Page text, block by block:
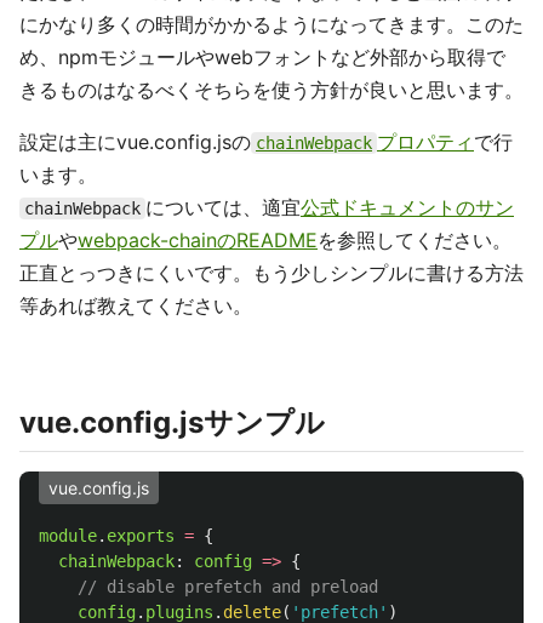
にかなり多くの時間がかかるようになってきます。このた
め、npmモジュールやwebフォントなど外部から取得で
きるものはなるべくそちらを使う方針が良いと思います。
設定は主にvue.config.jsの chainWebpack プロパティ で行
います。
chainWebpack については、適宜公式ドキュメントのサン
プルやwebpack-chainのREADMEを参照してください。
正直とっつきにくいです。もう少しシンプルに書ける方法
等あれば教えてください。
vue.config.jsサンプル
vue.config.js
module. exports = {
chainWebpack: config => {
// disable prefetch and preload
config. plugins . delete( ' prefetch' )